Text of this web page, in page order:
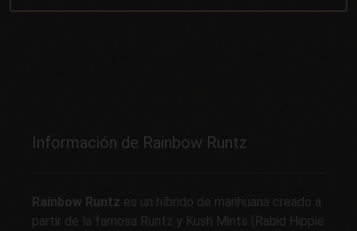
Información de Rainbow Runtz
Rainbow Runtz es un híbrido de marihuana creado a
partir de la famosa Runtz y Kush Mints (Rabid Hippie